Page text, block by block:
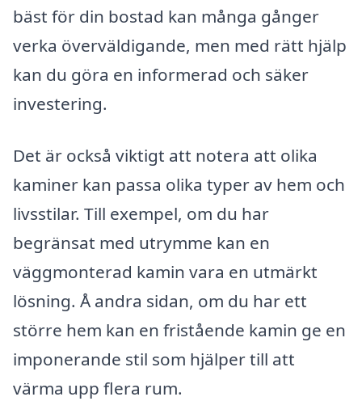
bäst för din bostad kan många gånger
verka överväldigande, men med rätt hjälp
kan du göra en informerad och säker
investering.
Det är också viktigt att notera att olika
kaminer kan passa olika typer av hem och
livsstilar. Till exempel, om du har
begränsat med utrymme kan en
väggmonterad kamin vara en utmärkt
lösning. Å andra sidan, om du har ett
större hem kan en fristående kamin ge en
imponerande stil som hjälper till att
värma upp flera rum.